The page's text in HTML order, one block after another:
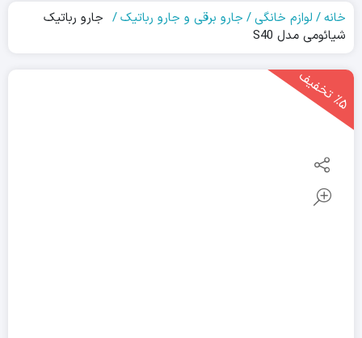
خانه لوازم خانگی جارو برقی و جارو رباتیک
جارو رباتیک
شیائومی مدل S40
٪
5
ت
خ
ف
ی
ف